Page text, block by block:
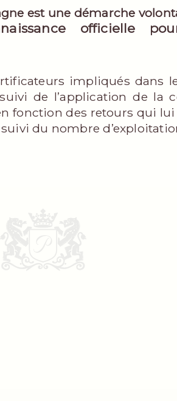
est une démarche
officielle
impliqués dans
de l’application de la
fonction des retours qui
du nombre